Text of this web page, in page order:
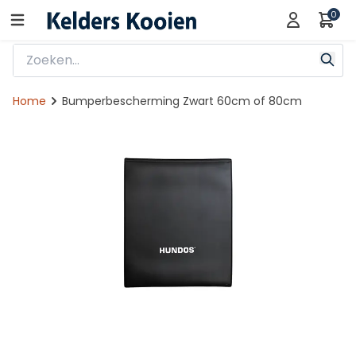
0
Home Bumperbescherming Zwart 60cm of 80cm